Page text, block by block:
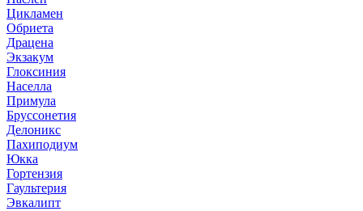
Цикламен
Обриета
Драцена
Экзакум
Глоксиния
Населла
Примула
Бруссонетия
Делоникс
Пахиподиум
Юкка
Гортензия
Гаультерия
Эвкалипт